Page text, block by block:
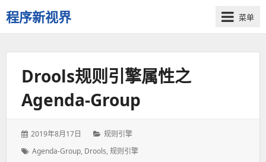
程序新视界
开
启
菜单
Drools规则引擎属性之
Agenda-Group
发
于：
2019年8月17日
分
类：
规则引擎
标
Agenda-Group, Drools,规则引擎